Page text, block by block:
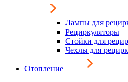
Лампы для
Рециркуляторы
Стойки для
Чехлы для
Отопление